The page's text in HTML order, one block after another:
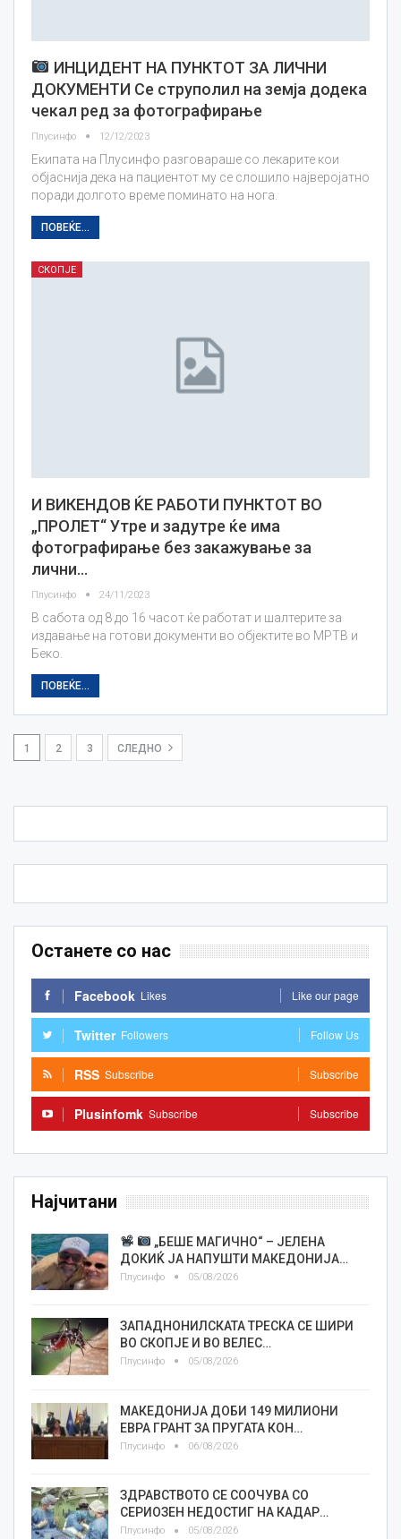
ИНЦИДЕНТ НА ПУНКТОТ ЗА ЛИЧНИ
ДОКУМЕНТИ Се струполил на земја додека
чекал ред за фотографирање
Плусинфо 12/12/2023
Екипата на Плусинфо разговараше со лекарите кои
објаснија дека на пациентот му се слошило најверојатно
поради долгото време поминато на нога.
ПОВЕЌЕ...
СКОПЈЕ
И ВИКЕНДОВ ЌЕ РАБОТИ ПУНКТОТ ВО
„ПРОЛЕТ“ Утре и задутре ќе има
фотографирање без закажување за
лични…
Плусинфо 24/11/2023
В сабота од 8 до 16 часот ќе работат и шалтерите за
издавање на готови документи во објектите во МРТВ и
Беко.
ПОВЕЌЕ...
1 2 3 СЛЕДНО
Останете со нас
Facebook Likes Like our page
Twitter Followers Follow Us
RSS Subscribe Subscribe
Plusinfomk Subscribe Subscribe
Најчитани
„БЕШЕ МАГИЧНО“ – ЈЕЛЕНА
ДОКИЌ ЈА НАПУШТИ МАКЕДОНИЈА…
Плусинфо 05/08/2026
ЗАПАДНОНИЛСКАТА ТРЕСКА СЕ ШИРИ
ВО СКОПЈЕ И ВО ВЕЛЕС…
Плусинфо 05/08/2026
МАКЕДОНИЈА ДОБИ 149 МИЛИОНИ
ЕВРА ГРАНТ ЗА ПРУГАТА КОН…
Плусинфо 06/08/2026
ЗДРАВСТВОТО СЕ СООЧУВА СО
СЕРИОЗЕН НЕДОСТИГ НА КАДАР…
Плусинфо 05/08/2026